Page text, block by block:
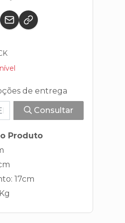
de entrega
Consultar
Produto
17cm